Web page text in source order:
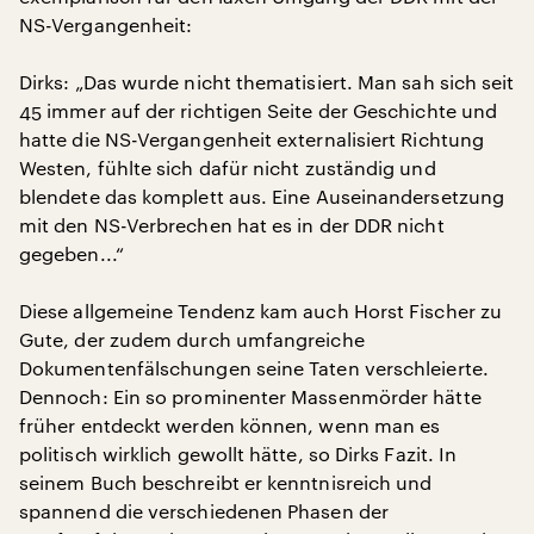
NS-Vergangenheit:
Dirks: „Das wurde nicht thematisiert. Man sah sich seit
45 immer auf der richtigen Seite der Geschichte und
hatte die NS-Vergangenheit externalisiert Richtung
Westen, fühlte sich dafür nicht zuständig und
blendete das komplett aus. Eine Auseinandersetzung
mit den NS-Verbrechen hat es in der DDR nicht
gegeben...“
Diese allgemeine Tendenz kam auch Horst Fischer zu
Gute, der zudem durch umfangreiche
Dokumentenfälschungen seine Taten verschleierte.
Dennoch: Ein so prominenter Massenmörder hätte
früher entdeckt werden können, wenn man es
politisch wirklich gewollt hätte, so Dirks Fazit. In
seinem Buch beschreibt er kenntnisreich und
spannend die verschiedenen Phasen der